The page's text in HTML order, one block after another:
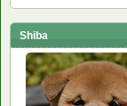
Shiba